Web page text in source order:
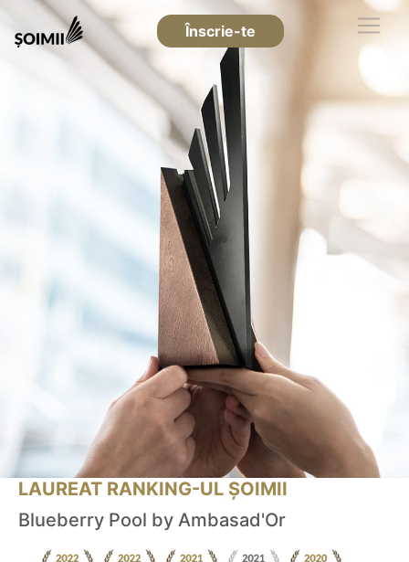
Înscrie-te
LAUREAT RANKING-UL ȘOIMII
Blueberry Pool by Ambasad'Or